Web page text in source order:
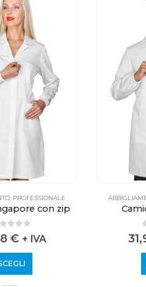
PROFESSIONALE
con zip
of 5
€ + IVA